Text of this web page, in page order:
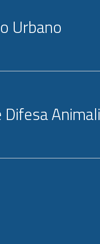
Urbano
Animali